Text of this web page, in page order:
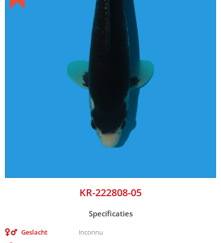
KR-222808-05
Specificaties
Geslacht
Inconnu